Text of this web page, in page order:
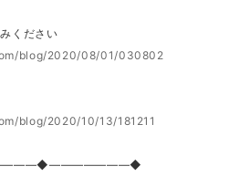
ください
blog/2020/08/01/030802
blog/2020/10/13/181211